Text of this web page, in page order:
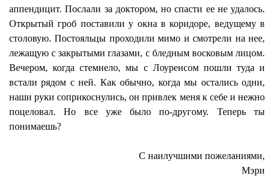
аппендицит. Послали за доктором, но спасти ее не удалось.
Открытый гроб поставили у окна в коридоре, ведущему в
столовую. Постояльцы проходили мимо и смотрели на нее,
лежащую с закрытыми глазами, с бледным восковым лицом.
Вечером, когда стемнело, мы с Лоуренсом пошли туда и
встали рядом с ней. Как обычно, когда мы остались одни,
наши руки соприкоснулись, он привлек меня к себе и нежно
поцеловал. Но все уже было по-другому. Теперь ты
понимаешь?
С наилучшими пожеланиями,
Мэри